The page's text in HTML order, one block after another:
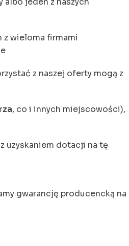
z wieloma firmami
z naszej oferty mogą z
, co i innych miejscowości),
uzyskaniem dotacji na tę
gwarancję producencką na